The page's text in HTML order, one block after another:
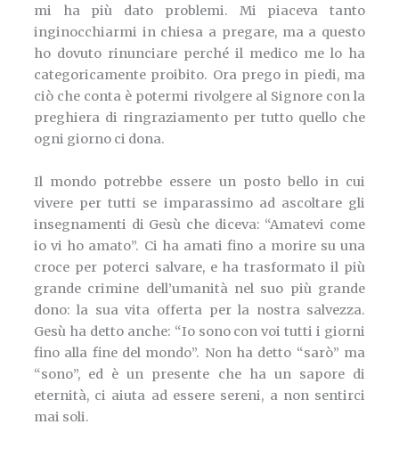
mi ha più dato problemi. Mi piaceva tanto
inginocchiarmi in chiesa a pregare, ma a questo
ho dovuto rinunciare perché il medico me lo ha
categoricamente proibito. Ora prego in piedi, ma
ciò che conta è potermi rivolgere al Signore con la
preghiera di ringraziamento per tutto quello che
ogni giorno ci dona.
Il mondo potrebbe essere un posto bello in cui
vivere per tutti se imparassimo ad ascoltare gli
insegnamenti di Gesù che diceva: “Amatevi come
io vi ho amato”. Ci ha amati fino a morire su una
croce per poterci salvare, e ha trasformato il più
grande crimine dell’umanità nel suo più grande
dono: la sua vita offerta per la nostra salvezza.
Gesù ha detto anche: “Io sono con voi tutti i giorni
fino alla fine del mondo”. Non ha detto “sarò” ma
“sono”, ed è un presente che ha un sapore di
eternità, ci aiuta ad essere sereni, a non sentirci
mai soli.